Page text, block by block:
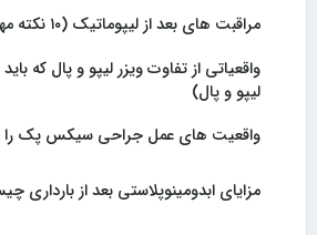
مراقبت های بعد از لیپوماتیک (۱۰ نکته مهم) که باید بدانید
واقعیاتی از تفاوت ویزر لیپو و پال که
لیپو و پال)
واقعیت های عمل جراحی سیکس پک را
مزایای ابدومینوپلاستی بعد از بارداری